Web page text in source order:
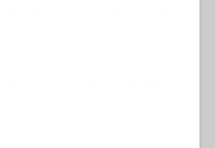
Meloni e, naturalmente, Erdogan. La
della guerra diventa partnership nella
da divorare: Turchia al Nord, Israeliani al
di difendere i drusi emarginati dall’ISIS
il resto. I curdi, traditori traditi, dopo
con i governativi, restano al palo, nella
I loro combattenti vengono incorporati
siriano.